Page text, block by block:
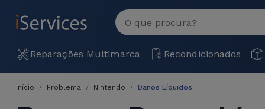
Reparações Multimarca Recondicionados
MENU
Reparações
Por
Ver
Início Problema Nintendo Danos Líquidos